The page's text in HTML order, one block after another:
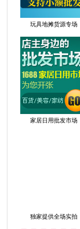
玩具地摊货源专场
家居日用批发市场
独家提供全场实拍